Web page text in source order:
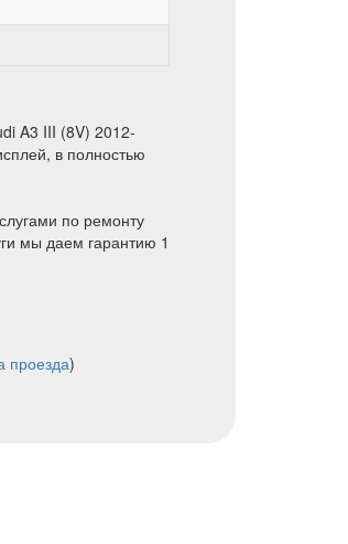
A3 III (8V) 2012-
в полностью
по ремонту
мы даем гарантию 1
проезда)